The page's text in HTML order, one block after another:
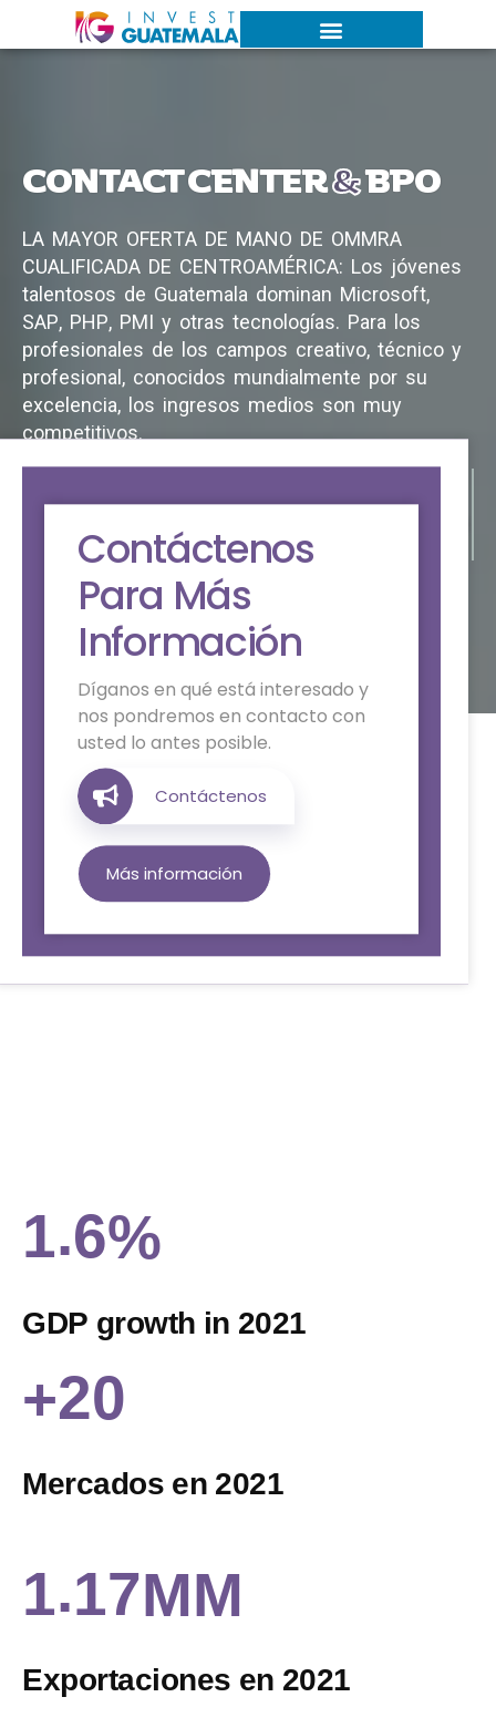
CONTACT CENTER&BPO
LA MAYOR OFERTA DE MANO DE OMMRA
CUALIFICADA DE CENTROAMÉRICA: Los jóvenes
ta entosos de Guatema a dominan Microsoft,
SAP, PHP, PMI y otras tecno ogías. Para os
profesiona es de os campos creativo, técnico y
profesiona , conocidos mundia mente por su
exce encia, os ingresos medios son muy
competitivos.
Contáctenos
Para Más
Información
Díganos en qué está interesado y
nos pondremos en contacto con
usted lo antes posible.
Contáctenos
Más información
1.6%
GDP growth in 2021
+20
Mercados en 2021
1.17MM
Exportaciones en 2021